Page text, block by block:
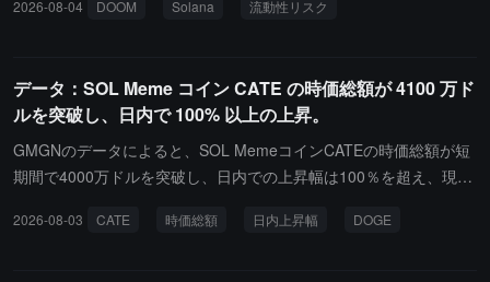
月19日には時価総額が約900億ドルに達しましたが、その後大幅に
フォームCoinMarketCapのデータによれば、高値で購入した投資家
は現在約97%の損失を抱えています。ブロックチェーン分析会社Na
nsenは、6月末時点で約100万人の投資家がこのミームコインによ
って損失を被り、総損失額は約380億ドルに達すると引用していま
関連する実体が保有しています。トランプは以前、法律を遵守して
en GamesのCEOであるSandy PetersenはXプラットフォームで
の価格は激しく変動し、短時間で大幅な上昇や下降がある可能性が
あるため、流動性リスクとポジションリスクに注意してください。
2026-08-04 DOOM Solana 流動性リスク
データ：SOL Meme コイン CATE の時価総額が 4100 万ド
ルを突破し、日内で 100% 以上の上昇。
GMGNのデータによると、SOL MemeコインCATEの時価総額が短
期間で4000万ドルを突破し、日内での上昇幅は100％を超え、現在
OGEのオーナーはCATEが自身とは無関係であることを明らかに
2026-08-03 CATE 時価総額 日内上昇幅 DOGE